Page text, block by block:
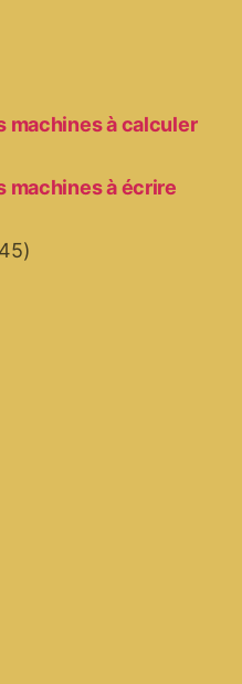
machines à calculer
machines à écrire